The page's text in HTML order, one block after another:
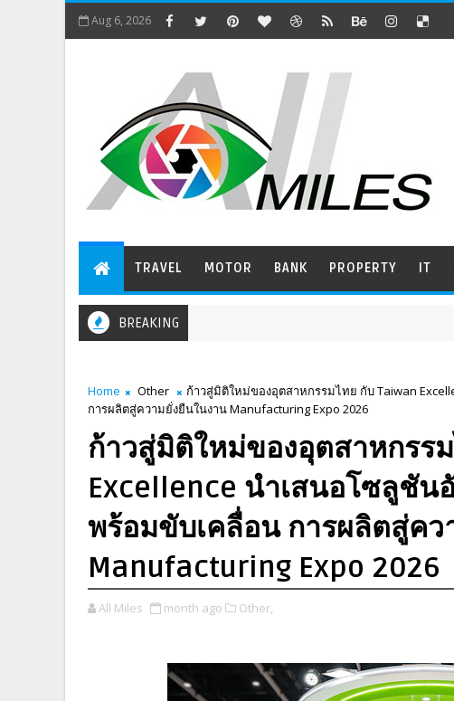
Aug 6, 2026
TRAVEL MOTOR BANK PROPERTY IT
BREAKING
Home Other
ก้าวสู่มิติใหม่ของอุตสาหกรรมไทย กับ Taiwan
การผลิตสู่ความยั่งยืนในงาน Manufacturing Expo 2026
ก้าวสู่มิติใหม่ของอุตสาหกรร
Excellence นำเสนอโซลูชัน
พร้อมขับเคลื่อน การผลิตสู่คว
Manufacturing Expo 2026
All Miles month ago Other,